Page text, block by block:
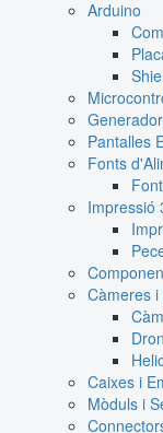
Arduino
Pantalles
Fonts
Impressió
Càmeres
Caixes i
Mòduls i